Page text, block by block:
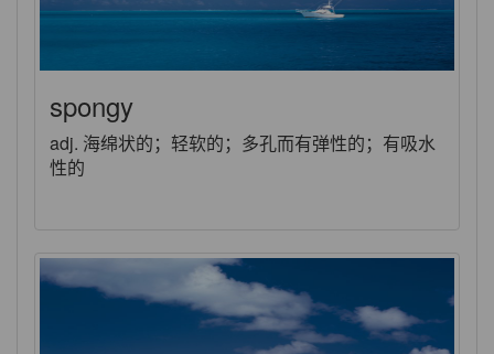
spongy
adj. 海绵状的；轻软的；多孔而有弹性的；有吸水
性的